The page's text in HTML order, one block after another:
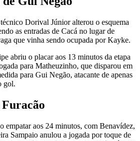
Dorival Júnior alterou o esquema
as entradas de Cacá no lugar de
que vinha sendo ocupada por Kayke.
abriu o placar aos 13 minutos da etapa
para Matheuzinho, que disparou em
para Gui Negão, atacante de apenas
gol.
empatar aos 24 minutos, com Benavídez,
Sampaio anulou a jogada por toque de